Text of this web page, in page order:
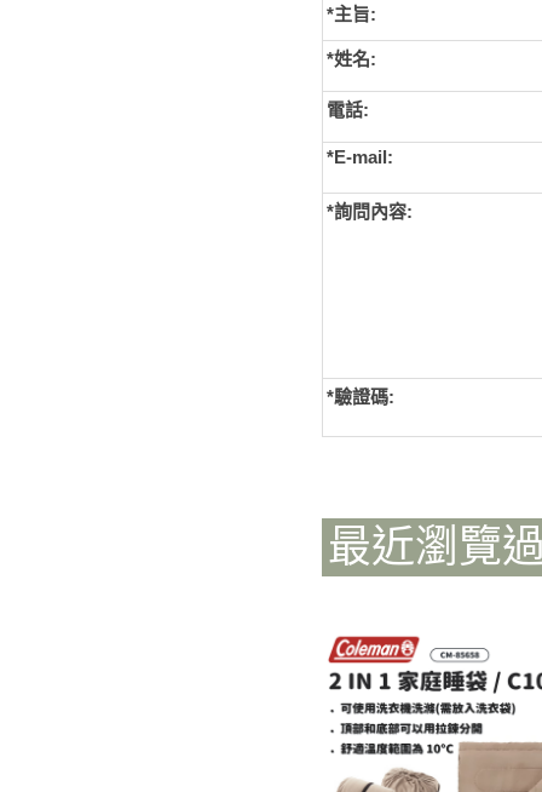
*主旨:
*姓名:
電話:
*E-mail:
*詢問內容:
*驗證碼:
最近瀏覽